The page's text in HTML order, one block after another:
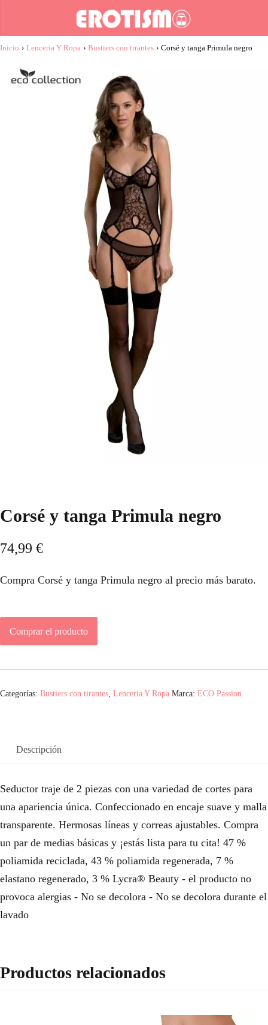
Inicio › Lenceria Y Ropa › Bustiers con tirantes › Corsé y tanga Primula negro
Corsé y tanga Primula negro
74,99 €
Compra Corsé y tanga Primula negro al precio más barato.
Comprar el producto
Categorías: Bustiers con tirantes Lenceria Y Ropa Marca: ECO Passion
Descripción
Seductor traje de 2 piezas con una variedad de cortes para
una apariencia única. Confeccionado en encaje suave y malla
transparente. Hermosas líneas y correas ajustables. Compra
un par de medias básicas y ¡estás lista para tu cita! 47 %
poliamida reciclada, 43 % poliamida regenerada, 7 %
elastano regenerado, 3 % Lycra® Beauty - el producto no
provoca alergias - No se decolora - No se decolora durante el
lavado
Productos relacionados